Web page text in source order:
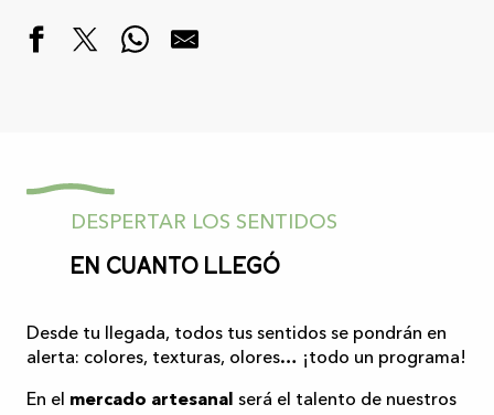
DESPERTAR LOS SENTIDOS
En cuanto llegó
Desde tu llegada, todos tus sentidos se pondrán en
alerta: colores, texturas, olores… ¡todo un programa!
En el mercado artesanal será el talento de nuestros